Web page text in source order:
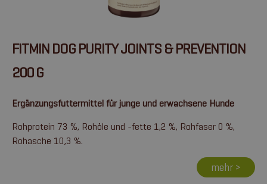
FITMIN DOG PURITY JOINTS & PREVENTION
200 G
Ergänzungsfuttermittel für junge und erwachsene Hunde
Rohprotein 73 %, Rohöle und -fette 1,2 %, Rohfaser 0 %,
Rohasche 10,3 %.
mehr >